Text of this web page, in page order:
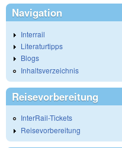
Navigation
Interrail
Literaturtipps
Blogs
Inhaltsverzeichnis
Reisevorbereitung
InterRail-Tickets
Reisevorbereitung